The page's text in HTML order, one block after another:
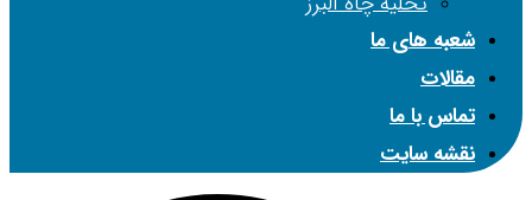
شعبه های ما
مقالات
تماس با ما
نقشه سایت